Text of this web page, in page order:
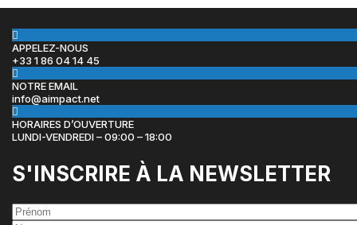
APPELEZ-NOUS
+33 1 86 04 14 45
NOTRE EMAIL
info@aimpact.net
HORAIRES D’OUVERTURE
LUNDI-VENDREDI – 09:00 – 18:00
S'INSCRIRE À LA NEWSLETTER